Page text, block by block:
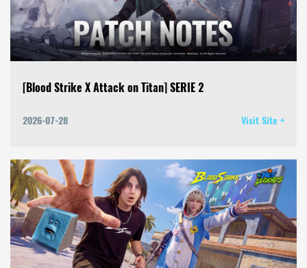
[Blood Strike X Attack on Titan] SERIE 2
2026-07-28 Visit Site +